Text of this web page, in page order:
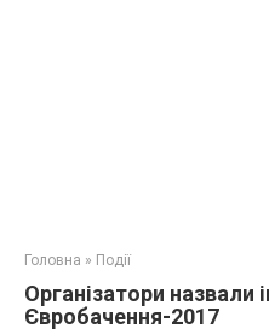
Головна » Події
Організатори назвали
Євробачення-2017